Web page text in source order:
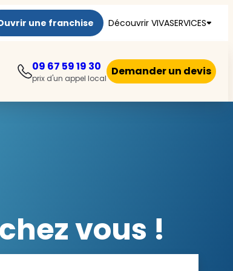
une franchise Découvrir VIVASERVICES
09 67 59 19 30
prix d'un appel local
Demander un devis
vous !